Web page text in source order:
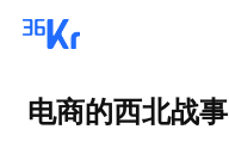
电商的西北战事